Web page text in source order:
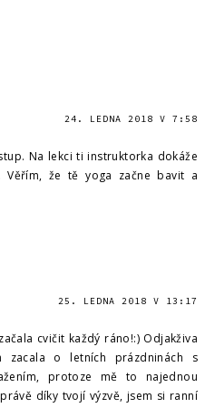
24. LEDNA 2018 V 7:58
Na lekci ti instruktorka dokáže
Věřím, že tě yoga začne bavit a
25. LEDNA 2018 V 13:17
cvičit každý ráno!:) Odjakživa
zacala o letních prázdninách s
protoze mě to najednou
díky tvojí výzvě, jsem si ranní